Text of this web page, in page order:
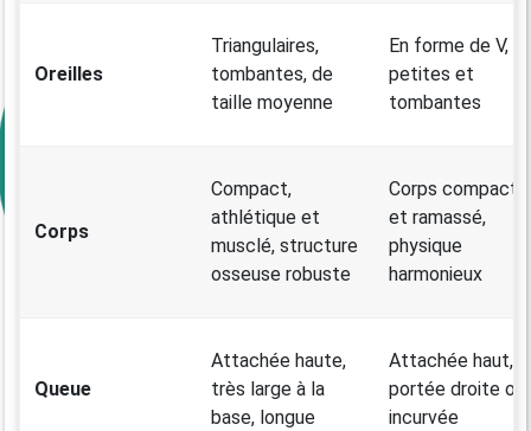
Oreilles
Triangulaires,
tombantes, de
taille moyenne
En forme de V,
petites et
tombantes
Corps
Compact,
athlétique et
musclé, structure
osseuse robuste
Corps compact
et ramassé,
physique
harmonieux
Queue
Attachée haute,
très large à la
base, longue
Attachée haut,
portée droite ou
incurvée